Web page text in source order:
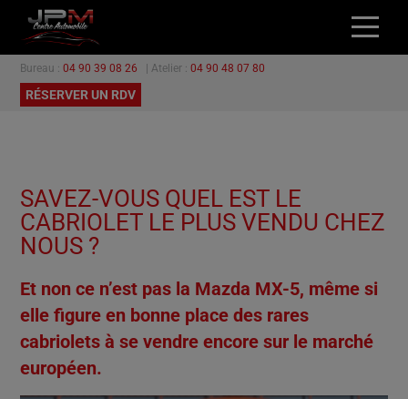
ACCUEIL
NOS VÉHICULES
PROMOTIONS
CONTACT
Bureau : 04 90 39 08 26 | Atelier : 04 90 48 07 80
RÉSERVER UN RDV
SAVEZ-VOUS QUEL EST LE
CABRIOLET LE PLUS VENDU CHEZ
NOUS ?
Et non ce n’est pas la Mazda MX-5, même si
elle figure en bonne place des rares
cabriolets à se vendre encore sur le marché
européen.